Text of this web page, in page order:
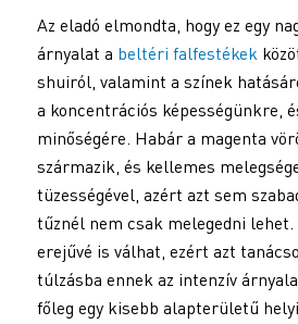
Az eladó elmondta, hogy ez egy
árnyalat a beltéri falfestékek
shuiról, valamint a színek
a koncentrációs képességünkre,
minőségére. Habár a magenta
származik, és kellemes
tüzességével, azért azt sem
tűznél nem csak melegedni lehet.
erejűvé is válhat, ezért azt
túlzásba ennek az intenzív
főleg egy kisebb alapterületű